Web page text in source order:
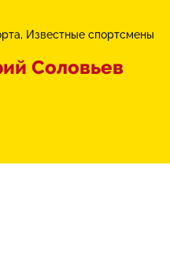
Известные спортсмены
Соловьев